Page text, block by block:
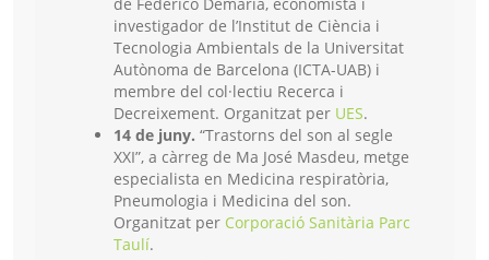
de Federico Demaria, economista i
investigador de l’Institut de Ciència i
Tecnologia Ambientals de la Universitat
Autònoma de Barcelona (ICTA-UAB) i
membre del col·lectiu Recerca i
Decreixement. Organitzat per UES.
14 de juny. “Trastorns del son al segle
XXI”, a càrreg de Ma José Masdeu, metge
especialista en Medicina respiratòria,
Pneumologia i Medicina del son.
Organitzat per Corporació Sanitària Parc
Taulí.